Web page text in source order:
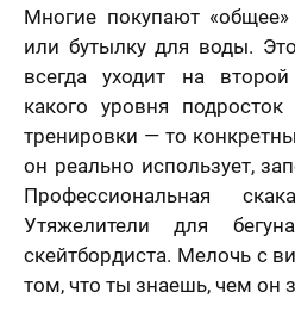
Многие покупают
или бутылку для воды.
всегда уходит на
какого уровня
тренировки — то
он реально использует,
Профессиональная
Утяжелители для
скейтбордиста. Мелочь с
том, что ты знаешь, чем он